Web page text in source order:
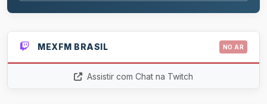
MEXFM BRASIL NO AR
Assistir com Chat na Twitch